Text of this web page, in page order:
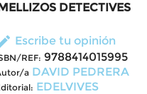
DETECTIVES
Escribe tu opinión
REF: 9788414015995
a DAVID PEDRERA
EDELVIVES